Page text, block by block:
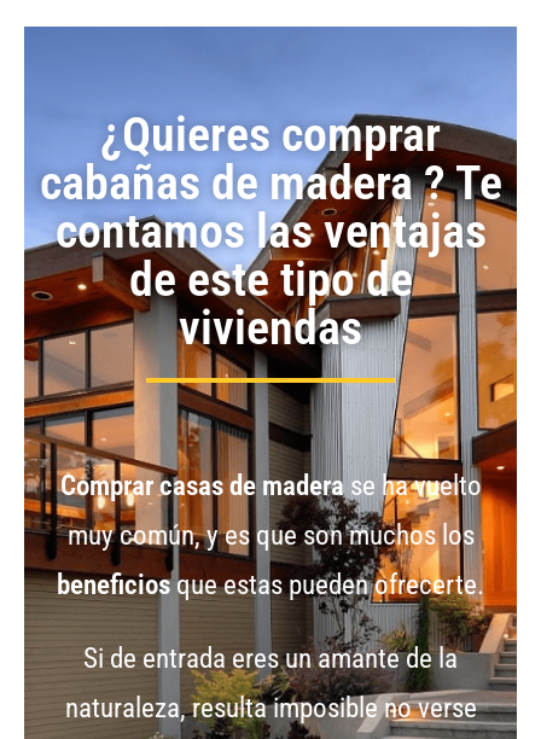
¿Quieres comprar
cabañas de madera ? Te
contamos las ventajas
de este tipo de
viviendas
Comprar casas de maderase ha vuelto
muy común, y es que son muchos los
beneficiosque estas pueden ofrecerte.
Si de entrada eres un amante de la
naturaleza, resulta imposible no verse